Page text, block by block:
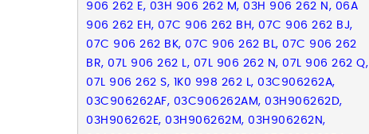
906 262 E, 03H 906 262 M, 03H 906 262 N, 06A
906 262 EH, 07C 906 262 BH, 07C 906 262 BJ,
07C 906 262 BK, 07C 906 262 BL, 07C 906 262
BR, 07L 906 262 L, 07L 906 262 N, 07L 906 262 Q,
07L 906 262 S, 1K0 998 262 L, 03C906262A,
03C906262AF, 03C906262AM, 03H906262D,
03H906262E, 03H906262M, 03H906262N,